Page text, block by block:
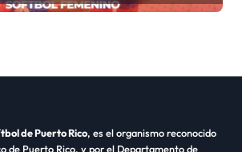
de Puerto Rico, es el organismo reconocido
de Puerto Rico, y por el Departamento de